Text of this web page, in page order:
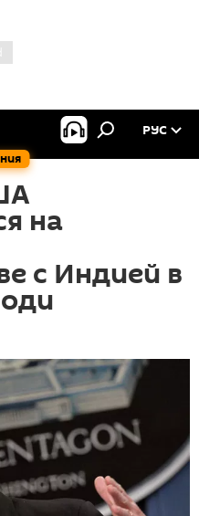
РУС
на
с Индией в